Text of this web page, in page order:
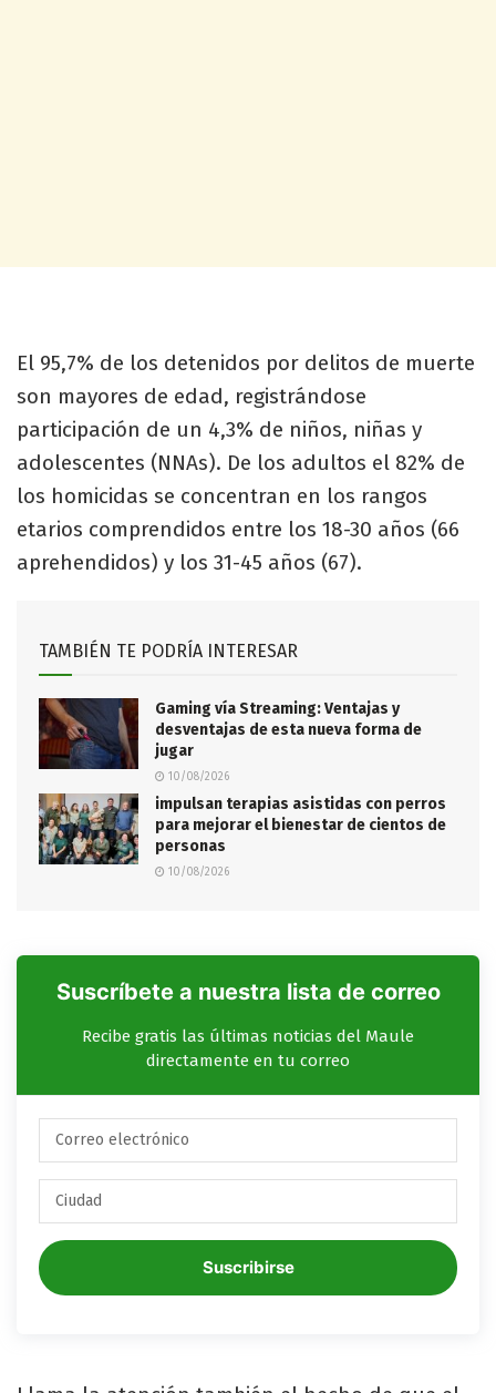
El 95,7% de los detenidos por delitos de muerte
son mayores de edad, registrándose
participación de un 4,3% de niños, niñas y
adolescentes (NNAs). De los adultos el 82% de
los homicidas se concentran en los rangos
etarios comprendidos entre los 18-30 años (66
aprehendidos) y los 31-45 años (67).​​
TAMBIÉN TE PODRÍA INTERESAR
Gaming vía Streaming: Ventajas y
desventajas de esta nueva forma de
jugar
10/08/2026
impulsan terapias asistidas con perros
para mejorar el bienestar de cientos de
personas
10/08/2026
Suscríbete a nuestra lista de correo
Recibe gratis las últimas noticias del Maule
directamente en tu correo
Suscribirse